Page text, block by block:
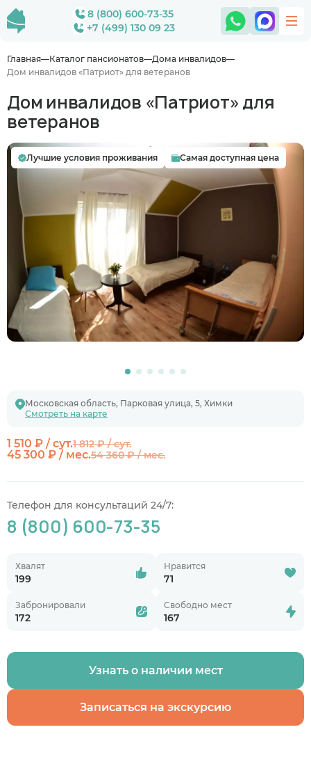
8 (800) 600-73-35
+7 (499) 130 09 23
Главная Каталог пансионатов
Дома инвалидов
Дом инвалидов «Патриот» для ветеранов
Дом инвалидов «Патриот» для
ветеранов
Московская область, Парковая улица, 5, Химки
Смотреть на карте
1 510 ₽ / сут.1 812 ₽ / сут.
45 300 ₽ / мес.54 360 ₽ / мес.
Телефон для консультаций 24/7:
8 (800) 600-73-35
Хвалят
199
Нравится
71
Забронировали
172
Свободно мест
167
Узнать о наличии мест
Записаться на экскурсию
Лучшие условия проживания Самая доступная цена